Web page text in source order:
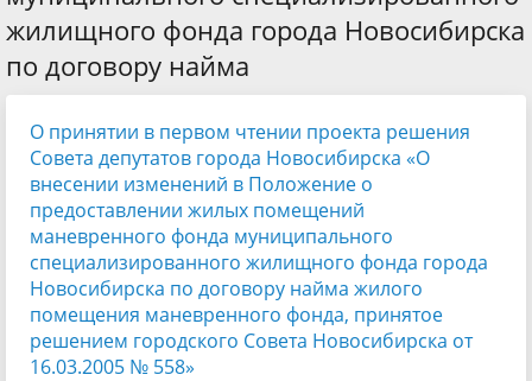
жилищного фонда города Новосибирска
по договору найма
О принятии в первом чтении проекта решения
Совета депутатов города Новосибирска «О
внесении изменений в Положение о
предоставлении жилых помещений
маневренного фонда муниципального
специализированного жилищного фонда города
Новосибирска по договору найма жилого
помещения маневренного фонда, принятое
решением городского Совета Новосибирска от
16.03.2005 № 558»